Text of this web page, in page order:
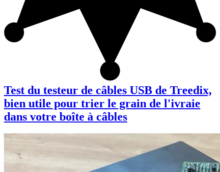
Test du testeur de câbles USB de Treedix,
bien utile pour trier le grain de l'ivraie
dans votre boîte à câbles